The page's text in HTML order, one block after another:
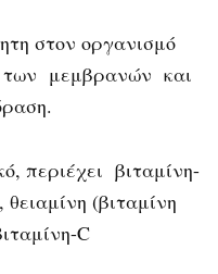
στον οργανισμό
των μεμβρανών και
περιέχει βιταμίνη-
(βιταμίνη
C